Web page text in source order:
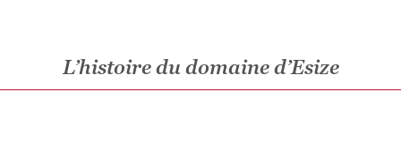
L’histoire du domaine d’Esize